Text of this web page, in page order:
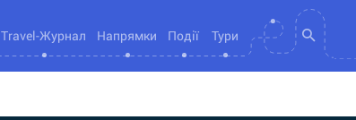
Travel-Журнал Напрямки Події Тури